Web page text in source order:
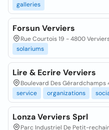
galleries
Forsun Verviers
Rue Courtois 19 - 4800
solariums
Lire & Ecrire Verviers
Boulevard Des
service
organizations
Lonza Verviers Sprl
Parc Industriel De Petit-